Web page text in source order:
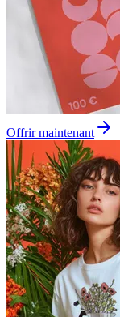
Offrir maintenant